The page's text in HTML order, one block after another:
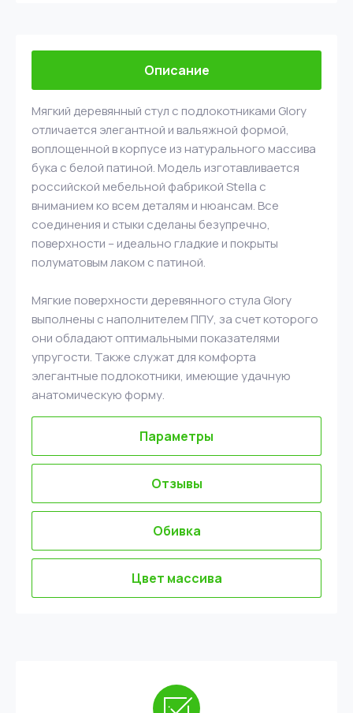
Описание
Мягкий деревянный стул с подлокотниками Glory
отличается элегантной и вальяжной формой,
воплощенной в корпусе из натурального массива
бука с белой патиной. Модель изготавливается
российской мебельной фабрикой Stella с
вниманием ко всем деталям и нюансам. Все
соединения и стыки сделаны безупречно,
поверхности – идеально гладкие и покрыты
полуматовым лаком с патиной.
Мягкие поверхности деревянного стула Glory
выполнены с наполнителем ППУ, за счет которого
они обладают оптимальными показателями
упругости. Также служат для комфорта
элегантные подлокотники, имеющие удачную
анатомическую форму.
Параметры
Отзывы
Обивка
Цвет массива